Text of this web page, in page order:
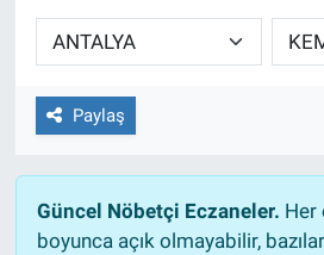
Paylaş
Güncel Nöbetçi Eczaneler. Her
boyunca açık olmayabilir,
Sağlıklı Yaşam
Siyaset
Yaşam